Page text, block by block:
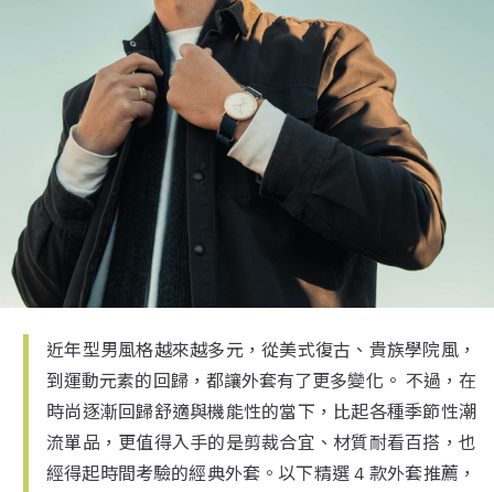
近年型男風格越來越多元，從美式復古、貴族學院風，
到運動元素的回歸，都讓外套有了更多變化。 不過，在
時尚逐漸回歸舒適與機能性的當下，比起各種季節性潮
流單品，更值得入手的是剪裁合宜、材質耐看百搭，也
經得起時間考驗的經典外套。以下精選 4 款外套推薦，